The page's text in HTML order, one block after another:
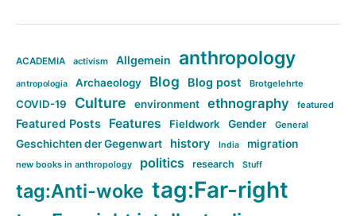
ACADEMIA activism Allgemein anthropology
antropologia Archaeology Blog Blog post Brotgelehrte
COVID-19 Culture environment ethnography featured
Featured Posts Features Fieldwork Gender General
Geschichten der Gegenwart history India migration
new books in anthropology politics research Stuff
tag:Anti-woke tag:Far-right